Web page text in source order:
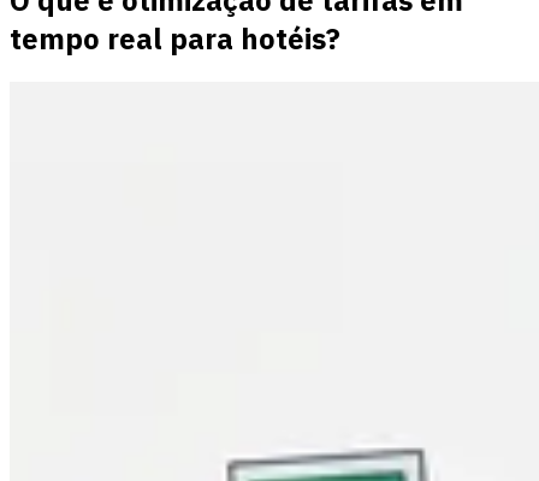
tempo real para hotéis?